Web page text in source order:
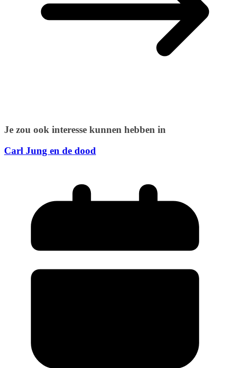
Je zou ook interesse kunnen hebben in
Carl Jung en de dood